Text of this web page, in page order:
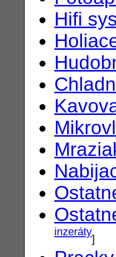
Hifi
inzeráty]